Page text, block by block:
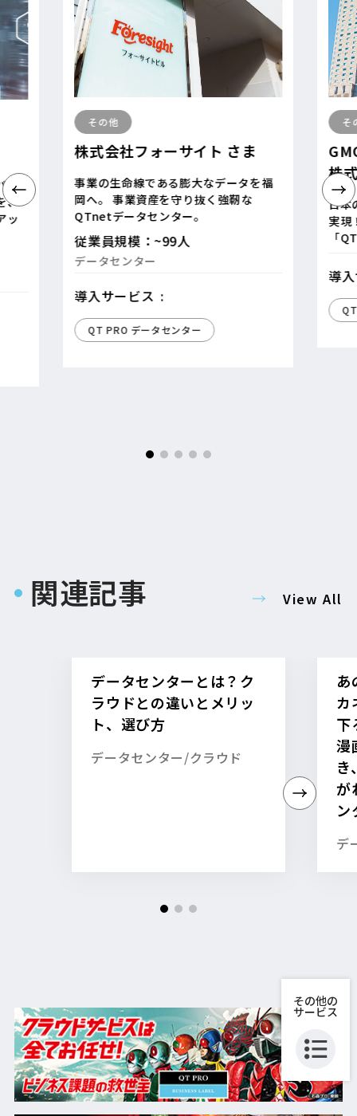
関連記事 View All
データセンターとは？ク
ラウドとの違いとメリッ
ト、選び方
データセンター/クラウド
あ
カ
下
漫
き
が
ン
デ
その他の
サービス